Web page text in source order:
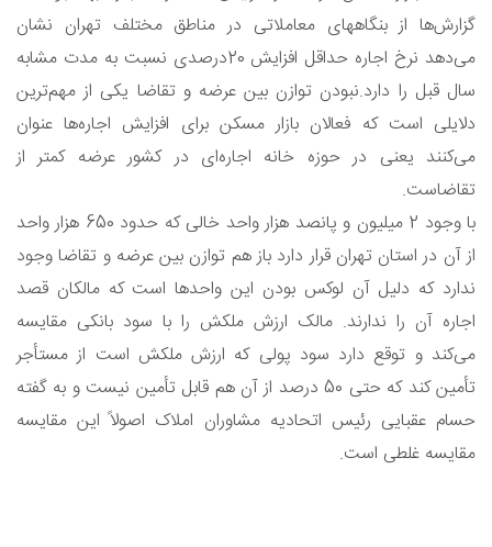
گزارش‌ها از بنگاههای معاملاتی در مناطق مختلف تهران نشان
می‌دهد نرخ اجاره حداقل افزایش 20درصدی نسبت به مدت مشابه
سال قبل را دارد.نبودن توازن بین عرضه و تقاضا یکی از مهم‌ترین
دلایلی است که فعالان بازار مسکن برای افزایش اجاره‌ها عنوان
می‌کنند یعنی در حوزه خانه اجاره‌ای در کشور عرضه کمتر از
تقاضاست.
با وجود 2 میلیون و پانصد هزار واحد خالی که حدود 650 هزار واحد
از آن‌ در استان تهران قرار دارد باز هم توازن بین عرضه و تقاضا وجود
ندارد که دلیل آن لوکس بودن این واحدها است که مالکان قصد
اجاره آن را ندارند. مالک ارزش ملکش را با سود بانکی مقایسه
می‌کند و توقع دارد سود پولی که ارزش ملکش است از مستأجر
تأمین کند که حتی 50 درصد از آن هم قابل تأمین نیست و به گفته
حسام عقبایی رئیس اتحادیه مشاوران املاک اصولاً این مقایسه
مقایسه غلطی است.